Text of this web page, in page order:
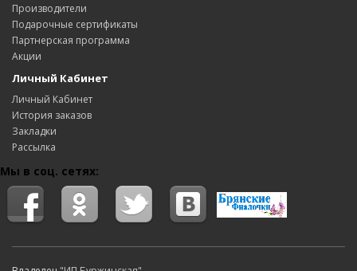
Производители
Подарочные сертификаты
Партнерская программа
Акции
Личный Кабинет
Личный Кабинет
История заказов
Закладки
Рассылка
Мы в соц. сетях: